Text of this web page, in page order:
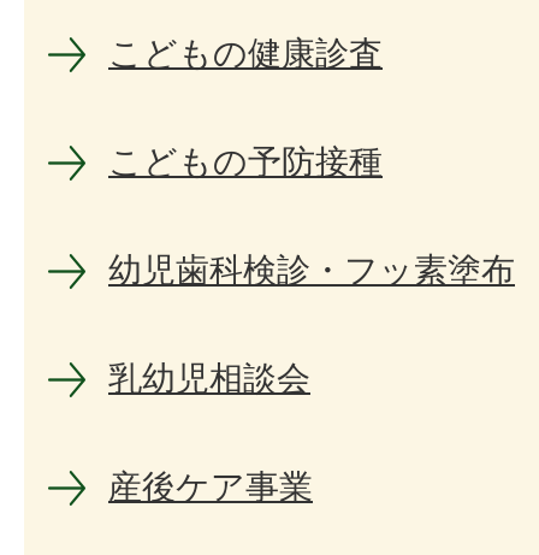
こどもの健康診査
こどもの予防接種
幼児歯科検診・フッ素塗布
乳幼児相談会
産後ケア事業